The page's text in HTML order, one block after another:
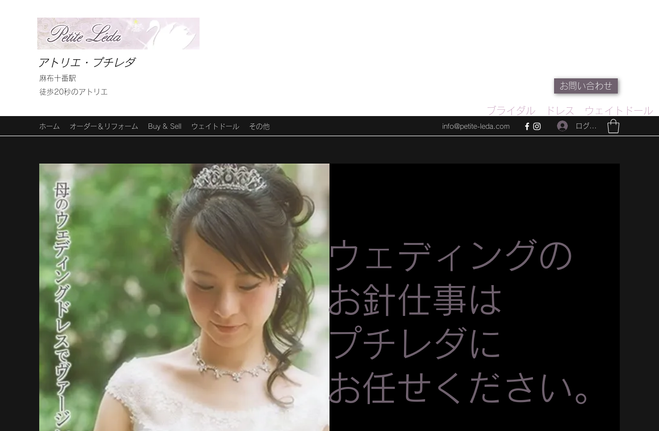
アトリエ・プチレダ
麻布十番駅
徒歩20秒のアトリエ
お問い合わせ
ホーム オーダー＆リフォーム Buy & Sell ウェイトドール その他
ブライダル ドレス ウェイトドール
info@petite-leda.com ログイン
ウェディングの
お針仕事は
プチレダに
お任せください。